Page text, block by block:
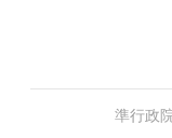
準行政